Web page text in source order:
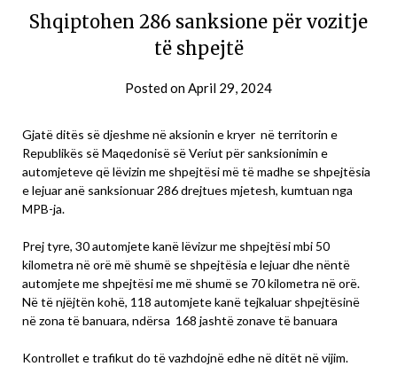
Shqiptohen 286 sanksione për vozitje
të shpejtë
Posted onApril 29, 2024
Gjatë ditës së djeshme në aksionin e kryer në territorin e
Republikës së Maqedonisë së Veriut për sanksionimin e
automjeteve që lëvizin me shpejtësi më të madhe se shpejtësia
e lejuar anë sanksionuar 286 drejtues mjetesh, kumtuan nga
MPB-ja.
Prej tyre, 30 automjete kanë lëvizur me shpejtësi mbi 50
kilometra në orë më shumë se shpejtësia e lejuar dhe nëntë
automjete me shpejtësi me më shumë se 70 kilometra në orë.
Në të njëjtën kohë, 118 automjete kanë tejkaluar shpejtësinë
në zona të banuara, ndërsa 168 jashtë zonave të banuara
Kontrollet e trafikut do të vazhdojnë edhe në ditët në vijim.